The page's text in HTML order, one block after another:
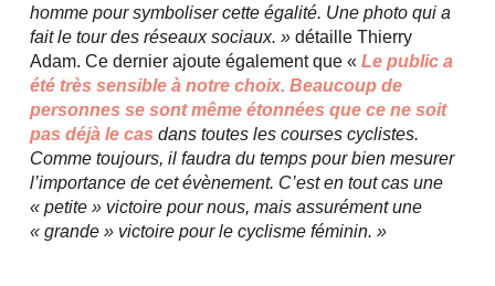
homme pour symboliser cette égalité. Une photo qui a
fait le tour des réseaux sociaux. »détaille Thierry
Adam. Ce dernier ajoute également que « Le public a
été très sensible à notre choix. Beaucoup de
personnes se sont même étonnées que ce ne soit
pas déjà le cas dans toutes les courses cyclistes.
Comme toujours, il faudra du temps pour bien mesurer
l’importance de cet évènement. C’est en tout cas une
« petite » victoire pour nous, mais assurément une
« grande » victoire pour le cyclisme féminin. »